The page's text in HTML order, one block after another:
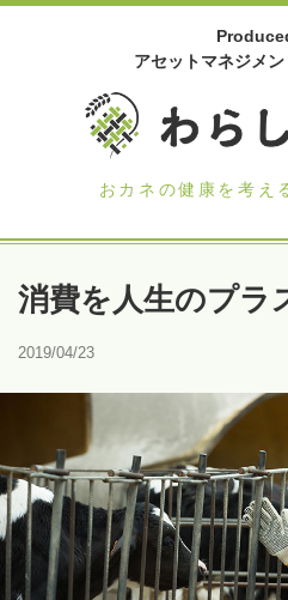
アセットマネジメ
おカネの健康を考え
消費を人生のプラ
2019/04/23